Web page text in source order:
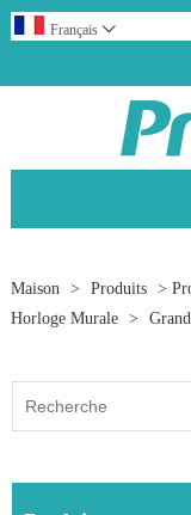
Français 
Maison > Produits >
Horloge Murale
>